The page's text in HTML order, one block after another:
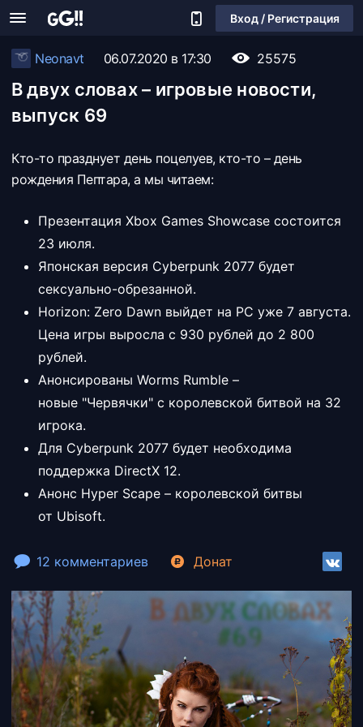
Вход / Регистрация
Neonavt 06.07.2020 в 17:30 25575
В двух словах – игровые новости,
выпуск 69
Кто-то празднует день поцелуев, кто-то – день
рождения Пептара, а мы читаем:
Презентация Xbox Games Showcase состоится
23 июля.
Японская версия Cyberpunk 2077 будет
сексуально-обрезанной.
Horizon: Zero Dawn выйдет на PC уже 7 августа.
Цена игры выросла с 930 рублей до 2 800
рублей.
Анонсированы Worms Rumble –
новые "Червячки" с королевской битвой на 32
игрока.
Для Cyberpunk 2077 будет необходима
поддержка DirectX 12.
Анонс Hyper Scape – королевской битвы
от Ubisoft.
12 комментариев Донат